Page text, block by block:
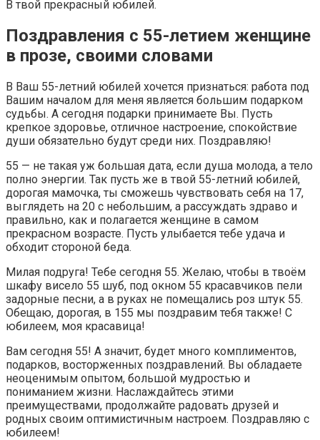
В твой прекрасный юбилей.
Поздравления с 55-летием женщине
в прозе, своими словами
В Ваш 55-летний юбилей хочется признаться: работа под
Вашим началом для меня является большим подарком
судьбы. А сегодня подарки принимаете Вы. Пусть
крепкое здоровье, отличное настроение, спокойствие
души обязательно будут среди них. Поздравляю!
55 — не такая уж большая дата, если душа молода, а тело
полно энергии. Так пусть же в твой 55-летний юбилей,
дорогая мамочка, ты сможешь чувствовать себя на 17,
выглядеть на 20 с небольшим, а рассуждать здраво и
правильно, как и полагается женщине в самом
прекрасном возрасте. Пусть улыбается тебе удача и
обходит стороной беда.
Милая подруга! Тебе сегодня 55. Желаю, чтобы в твоём
шкафу висело 55 шуб, под окном 55 красавчиков пели
задорные песни, а в руках не помещались роз штук 55.
Обещаю, дорогая, в 155 мы поздравим тебя также! С
юбилеем, моя красавица!
Вам сегодня 55! А значит, будет много комплиментов,
подарков, восторженных поздравлений. Вы обладаете
неоценимым опытом, большой мудростью и
пониманием жизни. Наслаждайтесь этими
преимуществами, продолжайте радовать друзей и
родных своим оптимистичным настроем. Поздравляю с
юбилеем!